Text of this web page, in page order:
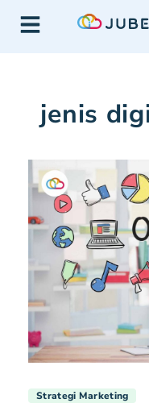
jenis
Strategi Marketing